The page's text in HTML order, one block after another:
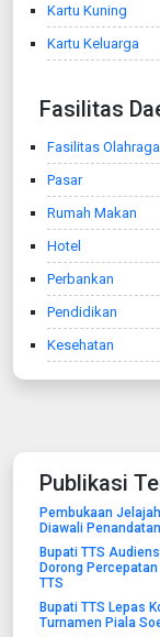
Kartu Kuning
Kartu Keluarga
Fasilitas
Fasilitas Olahraga
Pasar
Rumah Makan
Hotel
Perbankan
Pendidikan
Kesehatan
Publikasi
Pembukaan
Diawali
Bupati TTS
Dorong
TTS
Bupati TTS Lepas
Turnamen Piala